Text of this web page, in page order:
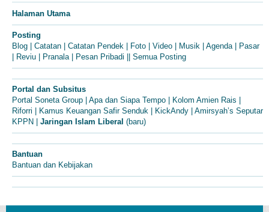
Halaman Utama
Posting
Blog
Catatan Catatan Pendek Foto Video Musik Agenda|
Pasar
Reviu Pranala| Pesan Pribadi Semua Posting
Portal dan Subsitus
Portal Soneta Group
Apa dan Siapa Tempo Kolom Amien Rais
Riforri
Kamus Keuangan Safir Senduk KickAndy
Amirsyah’s Seputar
KPPN
Jaringan Islam Liberal (baru)
Bantuan
Bantuan dan Kebijakan